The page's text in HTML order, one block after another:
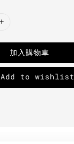
加入購物車
Add to wishlist